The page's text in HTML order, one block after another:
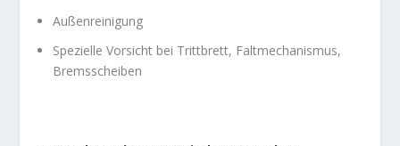
Außenreinigung
Spezielle Vorsicht bei Trittbrett, Faltmechanismus,
Bremsscheiben